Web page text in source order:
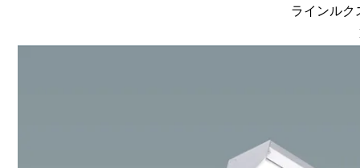
ラインルク